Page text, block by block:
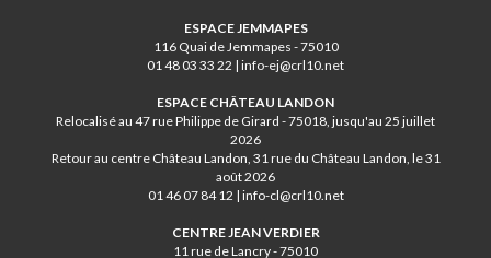
ESPACE JEMMAPES
116 Quai de Jemmapes - 75010
01 48 03 33 22 | info-ej@crl10.net
ESPACE CHÂTEAU LANDON
Relocalisé au 47 rue Philippe de Girard - 75018, jusqu'au 25 juillet
2026
Retour au centre Château Landon, 31 rue du Château Landon, le 31
août 2026
01 46 07 84 12 | info-cl@crl10.net
CENTRE JEAN VERDIER
11 rue de Lancry - 75010